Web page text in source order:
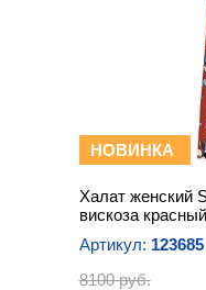
НОВИНКА
Халат женский
вискоза
Артикул: 123685
8100 руб.